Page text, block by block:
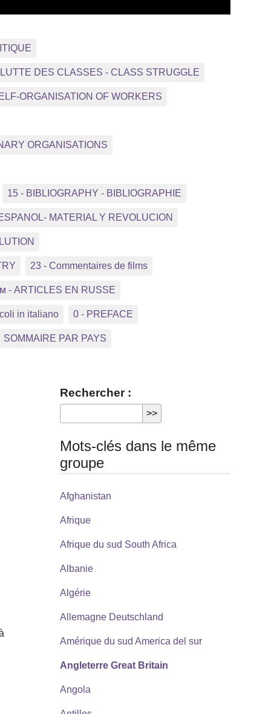
DES CLASSES - CLASS STRUGGLE
ORGANISATION OF WORKERS
ORGANISATIONS
15 - BIBLIOGRAPHY - BIBLIOGRAPHIE
MATERIAL Y REVOLUCION
23 - Commentaires de films
- ARTICLES EN RUSSE
in italiano 0 - PREFACE
SOMMAIRE PAR PAYS
Rechercher :
Mots-clés dans le même
groupe
Afghanistan
Afrique
Afrique du sud South Africa
Albanie
Algérie
Allemagne Deutschland
Amérique du sud America del sur
Angleterre Great Britain
Angola